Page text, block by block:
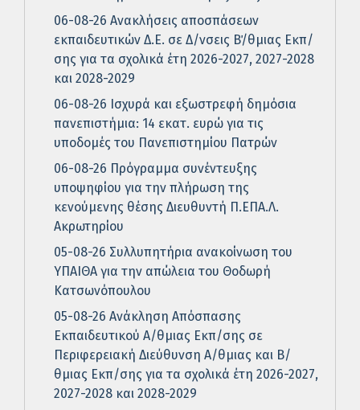
06-08-26 Ανακλήσεις αποσπάσεων
εκπαιδευτικών Δ.Ε. σε Δ/νσεις Β΄/θμιας Εκπ/
σης για τα σχολικά έτη 2026-2027, 2027-2028
και 2028-2029
06-08-26 Ισχυρά και εξωστρεφή δημόσια
πανεπιστήμια: 14 εκατ. ευρώ για τις
υποδομές του Πανεπιστημίου Πατρών
06-08-26 Πρόγραμμα συνέντευξης
υποψηφίου για την πλήρωση της
κενούμενης θέσης Διευθυντή Π.ΕΠΑ.Λ.
Ακρωτηρίου
05-08-26 Συλλυπητήρια ανακοίνωση του
ΥΠΑΙΘΑ για την απώλεια του Θοδωρή
Κατσωνόπουλου
05-08-26 Ανάκληση Απόσπασης
Εκπαιδευτικού Α/θμιας Εκπ/σης σε
Περιφερειακή Διεύθυνση Α/θμιας και Β/
θμιας Εκπ/σης για τα σχολικά έτη 2026-2027,
2027-2028 και 2028-2029